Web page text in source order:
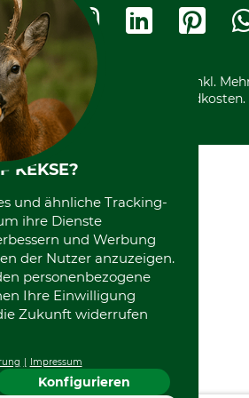
Widerrufsformular
Kostenloser Rückversand
Nachhaltigkeit
Entsorgung und Umwelt
Datenschutz Print
Vorkasse
Ladengeschäft
Motorgeräteshop
Über uns
Community
International
Kooperationen
Alle Preise in Euro und inkl.
Versandkosten.
KEKSE?
und ähnliche Tracking-
ihre Dienste
und Werbung
der Nutzer anzuzeigen.
personenbezogene
Ihre Einwilligung
Zukunft widerrufen
Impressum
Konfigurieren